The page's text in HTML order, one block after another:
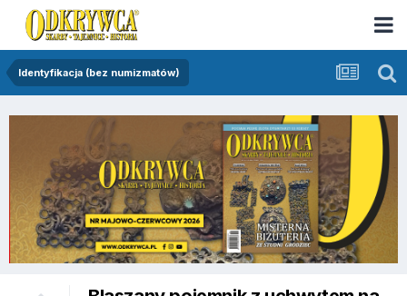
Identyfikacja (bez numizmatów)